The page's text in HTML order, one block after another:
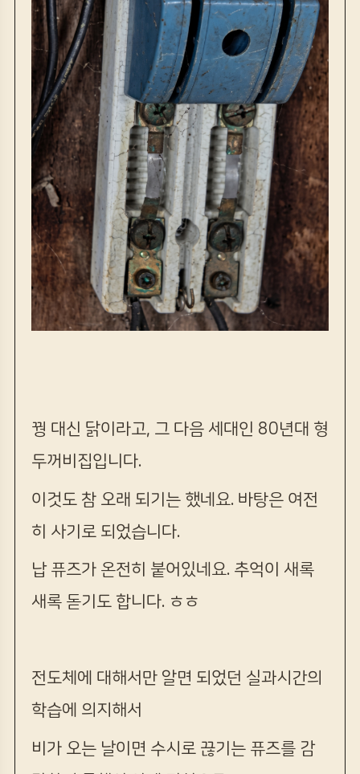
꿩 대신 닭이라고, 그 다음 세대인 80년대 형
두꺼비집입니다.
이것도 참 오래 되기는 했네요. 바탕은 여전
히 사기로 되었습니다.
납 퓨즈가 온전히 붙어있네요. 추억이 새록
새록 돋기도 합니다. ㅎㅎ
전도체에 대해서만 알면 되었던 실과시간의
학습에 의지해서
비가 오는 날이면 수시로 끊기는 퓨즈를 감